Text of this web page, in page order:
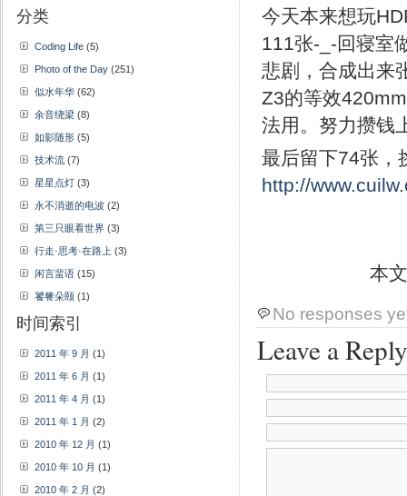
今天本来想玩
111张-_-回寝室
悲剧，合成出来
Z3的等效
法用。努力攒钱
最后留下74张，
http://
本
No responses
Leave a Reply
分类
Coding Life (5)
Photo of the Day (251)
似水年华 (62)
余音绕梁 (8)
如影随形 (5)
技术流 (7)
星星点灯 (3)
永不消逝的电波 (2)
第三只眼看世界 (3)
行走·思考·在路上 (3)
闲言蜚语 (15)
饕餮朵颐 (1)
时间索引
2011 年 9 月 (1)
2011 年 6 月 (1)
2011 年 4 月 (1)
2011 年 1 月 (2)
2010 年 12 月 (1)
2010 年 10 月 (1)
2010 年 2 月 (2)